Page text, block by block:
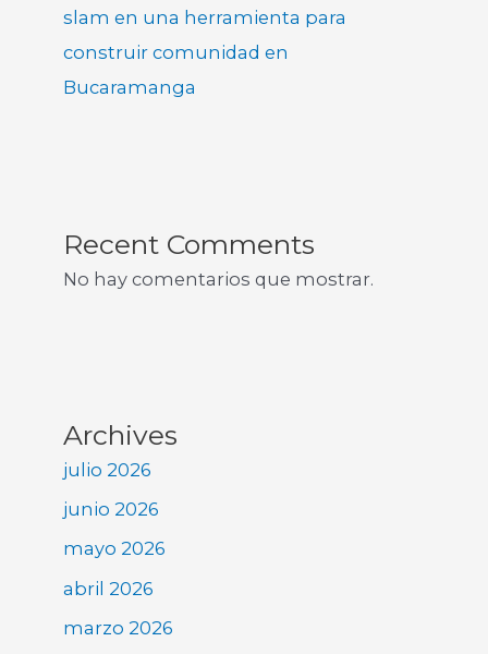
slam en una herramienta para
construir comunidad en
Bucaramanga
Recent Comments
No hay comentarios que mostrar.
Archives
julio 2026
junio 2026
mayo 2026
abril 2026
marzo 2026